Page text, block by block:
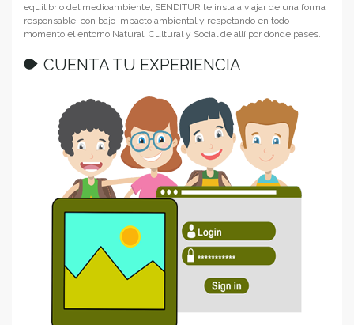
equilibrio del medioambiente, SENDITUR te insta a viajar de una forma
responsable, con bajo impacto ambiental y respetando en todo
momento el entorno Natural, Cultural y Social de allí por donde pases.
CUENTA TU EXPERIENCIA